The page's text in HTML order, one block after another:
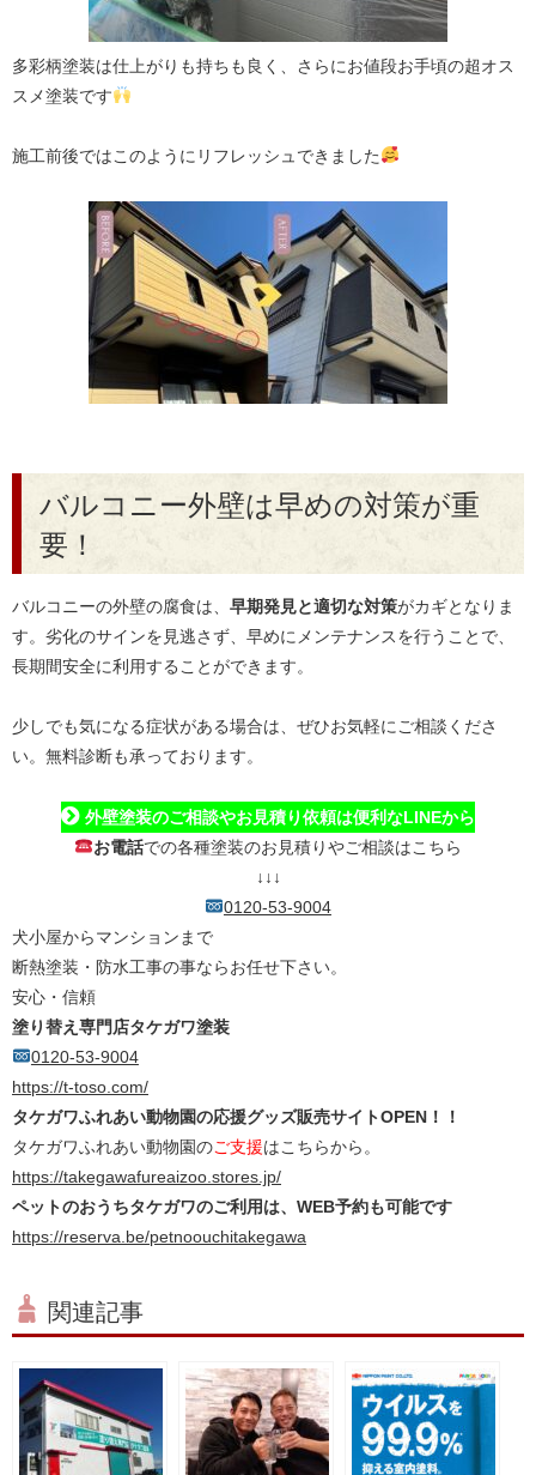
多彩柄塗装は仕上がりも持ちも良く、さらにお値段お手頃の超オス
スメ塗装です
施工前後ではこのようにリフレッシュできました
バルコニー外壁は早めの対策が重
要！
バルコニーの外壁の腐食は、 早期発見と適切な対策がカギとなりま
す。劣化のサインを見逃さず、早めにメンテナンスを行うことで、
長期間安全に利用することができます。
少しでも気になる症状がある場合は、ぜひお気軽にご相談くださ
い。無料診断も承っております。
外壁塗装のご相談やお見積り依頼は便利なLINEから
お電話での各種塗装のお見積りやご相談はこちら
↓↓↓
0120-53-9004
犬小屋からマンションまで
断熱塗装・防水工事の事ならお任せ下さい。
安心・信頼
塗り替え専門店タケガワ塗装
0120-53-9004
https://t-toso.com/
タケガワふれあい動物園の応援グッズ販売サイトOPEN！！
タケガワふれあい動物園のご支援はこちらから。
https://takegawafureaizoo.stores.jp/
ペットのおうちタケガワのご利用は、WEB予約も可能です
https://reserva.be/petnoouchitakegawa
関連記事